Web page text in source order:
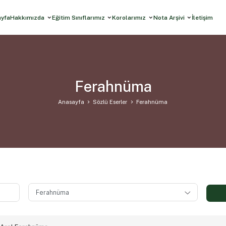
Hakkımızda Eğitim Sınıflarımız Korolarımız Nota Arşivi İletişim
Ferahnüma
Anasayfa Sözlü Eserler Ferahnüma